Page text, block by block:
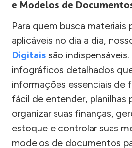
e Modelos de
Para quem busca materiais
aplicáveis no dia a dia,
Digitais são
infográficos detalhados
informações essenciais de
fácil de entender, planilhas
organizar suas finanças,
estoque e controlar suas
modelos de documentos